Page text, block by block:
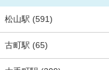
松山駅 (591)
古町駅 (65)